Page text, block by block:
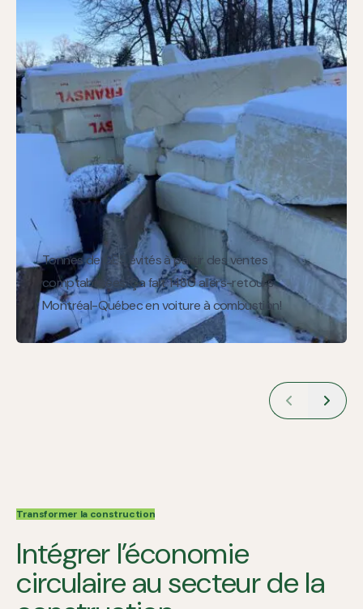
Tonnes de GES évités à partir des ventes
comptabilisées. Ça fait 1480 allers-retours
Montréal-Québec en voiture à combustion!
Transformer la construction
Intégrer l’économie
circulaire au secteur de la